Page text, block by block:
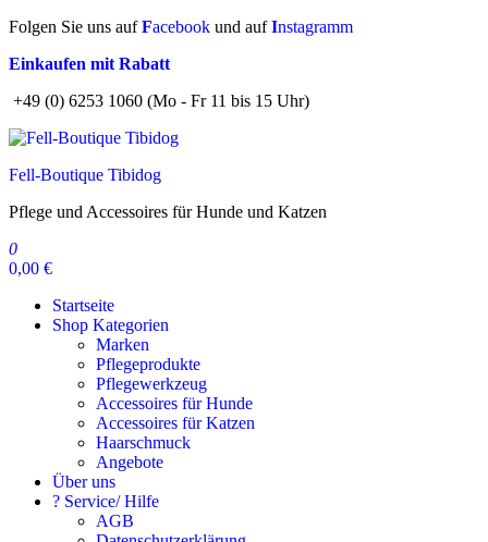
Zum
springen
Folgen Sie uns aufFacebook und aufInstagramm
Einkaufen mit Rabatt
+49 (0) 6253 1060 (Mo - Fr 11 bis 15 Uhr)
Fell-Boutique Tibidog
Pflege und Accessoires für Hunde und Katzen
0
0,00 €
Startseite
Shop Kategorien
Marken
Pflegeprodukte
Pflegewerkzeug
Accessoires für Hunde
Accessoires für Katzen
Haarschmuck
Angebote
Über uns
? Service/ Hilfe
AGB